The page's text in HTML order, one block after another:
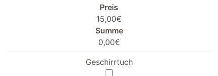
Preis
15,00€
Summe
0,00€
Geschirrtuch